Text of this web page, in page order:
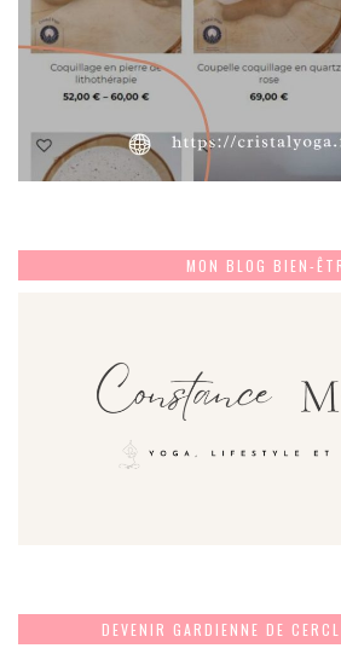
MON BLOG BIEN-
DEVENIR GARDIENNE DE